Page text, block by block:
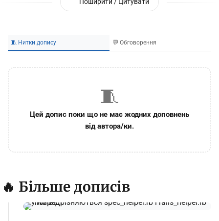
Поширити / Цитувати
🧵 Нитки допису 💬 Обговорення
🧵
Цей допис поки що не має жодних доповнень
від автора/ки.
🔥 Більше дописів